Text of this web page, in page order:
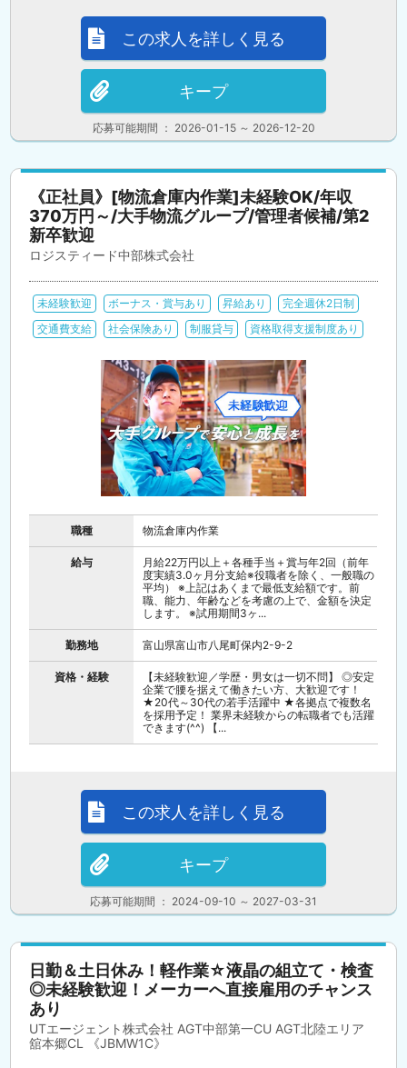
応募可能期間 ： 2026-01-15 ～ 2026-12-20
この求人を詳しく見る
キープ
《正社員》[物流倉庫内作業]未経験OK/年収
370万円～/大手物流グループ/管理者候補/第2
新卒歓迎
ロジスティード中部株式会社
未経験歓迎 ボーナス・賞与あり 昇給あり
完全週休2日制
交通費支給
社会保険あり 制服貸与 資格取得支援制度あり
職種 物流倉庫内作業
給与
月給22万円以上＋各種手当＋賞与年2回（前年
度実績3.0ヶ月分支給※役職者を除く、一般職の
平均） ※上記はあくまで最低支給額です。前
職、能力、年齢などを考慮の上で、金額を決定
します。 ※試用期間3ヶ...
勤務地 富山県富山市八尾町保内2-9-2
資格・経験
【未経験歓迎／学歴・男女は一切不問】 ◎安定
企業で腰を据えて働きたい方、大歓迎です！
★20代～30代の若手活躍中 ★各拠点で複数名
を採用予定！ 業界未経験からの転職者でも活躍
できます(^^) 【...
応募可能期間 ： 2024-09-10 ～ 2027-03-31
この求人を詳しく見る
キープ
日勤＆土日休み！軽作業☆液晶の組立て・検査
◎未経験歓迎！メーカーへ直接雇用のチャンス
あり
UTエージェント株式会社 AGT中部第一CU AGT北陸エリア
舘本郷CL 《JBMW1C》